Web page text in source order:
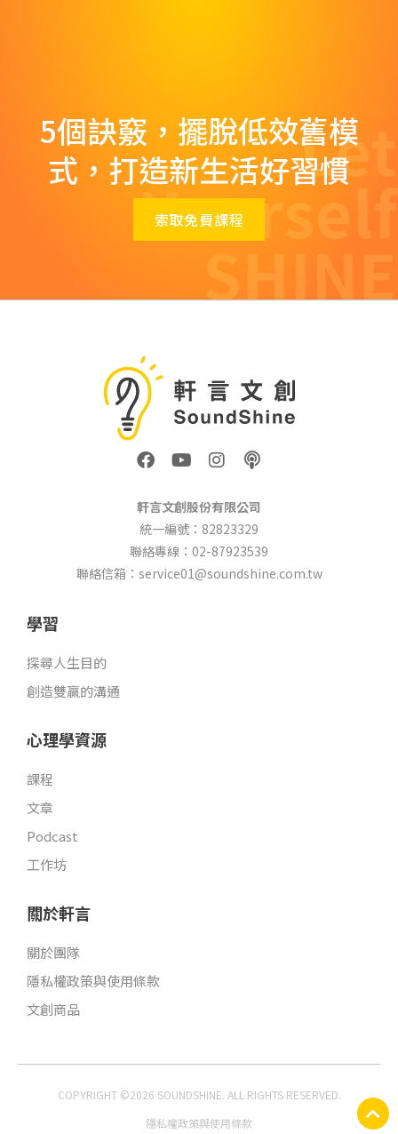
5個訣竅，擺脫低效舊模
式，打造新生活好習慣
索取免費課程
Let
Yourself
SHINE
F
a
e
b
o
o
k
Y
o
t
u
b
e
I
n
t
a
g
r
a
P
o
c
a
s
t
軒言文創股份有限公司
統一編號：82823329
聯絡專線：02-87923539
聯絡信箱：service01@soundshine.com.tw
學習
探尋人生目的
創造雙贏的溝通
心理學資源
課程
文章
Podcast
工作坊
關於軒言
關於團隊
隱私權政策與使用條款
文創商品
COPYRIGHT ©2026 SOUNDSHINE. ALL RIGHTS RESERVED.
隱私權政策與使用條款